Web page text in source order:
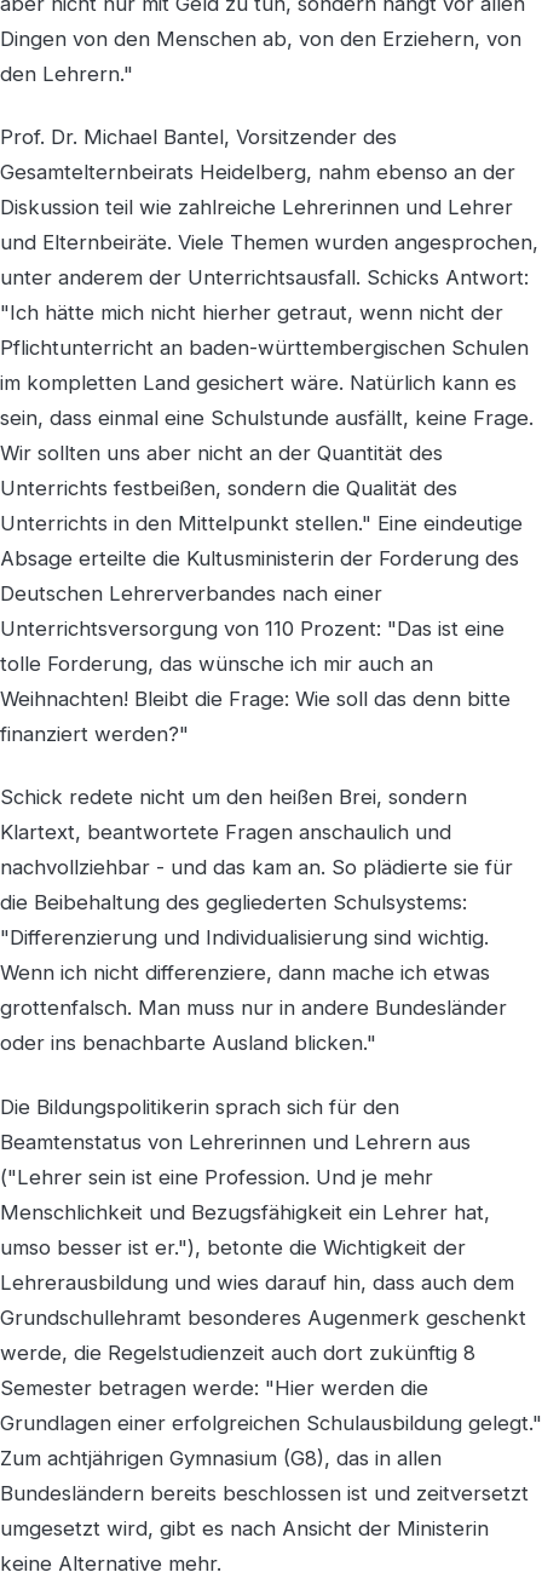
Dingen von den Menschen ab, von den Erziehern, von
den Lehrern."
Prof. Dr. Michael Bantel, Vorsitzender des
Gesamtelternbeirats Heidelberg, nahm ebenso an der
Diskussion teil wie zahlreiche Lehrerinnen und Lehrer
und Elternbeiräte. Viele Themen wurden angesprochen,
unter anderem der Unterrichtsausfall. Schicks Antwort:
"Ich hätte mich nicht hierher getraut, wenn nicht der
Pflichtunterricht an baden-württembergischen Schulen
im kompletten Land gesichert wäre. Natürlich kann es
sein, dass einmal eine Schulstunde ausfällt, keine Frage.
Wir sollten uns aber nicht an der Quantität des
Unterrichts festbeißen, sondern die Qualität des
Unterrichts in den Mittelpunkt stellen." Eine eindeutige
Absage erteilte die Kultusministerin der Forderung des
Deutschen Lehrerverbandes nach einer
Unterrichtsversorgung von 110 Prozent: "Das ist eine
tolle Forderung, das wünsche ich mir auch an
Weihnachten! Bleibt die Frage: Wie soll das denn bitte
finanziert werden?"
Schick redete nicht um den heißen Brei, sondern
Klartext, beantwortete Fragen anschaulich und
nachvollziehbar - und das kam an. So plädierte sie für
die Beibehaltung des gegliederten Schulsystems:
"Differenzierung und Individualisierung sind wichtig.
Wenn ich nicht differenziere, dann mache ich etwas
grottenfalsch. Man muss nur in andere Bundesländer
oder ins benachbarte Ausland blicken."
Die Bildungspolitikerin sprach sich für den
Beamtenstatus von Lehrerinnen und Lehrern aus
("Lehrer sein ist eine Profession. Und je mehr
Menschlichkeit und Bezugsfähigkeit ein Lehrer hat,
umso besser ist er."), betonte die Wichtigkeit der
Lehrerausbildung und wies darauf hin, dass auch dem
Grundschullehramt besonderes Augenmerk geschenkt
werde, die Regelstudienzeit auch dort zukünftig 8
Semester betragen werde: "Hier werden die
Grundlagen einer erfolgreichen Schulausbildung gelegt."
Zum achtjährigen Gymnasium (G8), das in allen
Bundesländern bereits beschlossen ist und zeitversetzt
umgesetzt wird, gibt es nach Ansicht der Ministerin
keine Alternative mehr.